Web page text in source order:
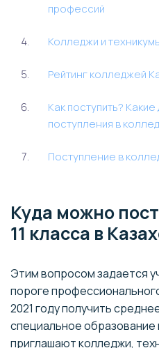
профессий
Колледжи и
Рейтинг колледжей
Как поступить?
поступления в
Поступление в
Куда можно
11 класса в
Этим вопросом задается
пороге
2021 году получить
специальное образование
приглашают колледжи,